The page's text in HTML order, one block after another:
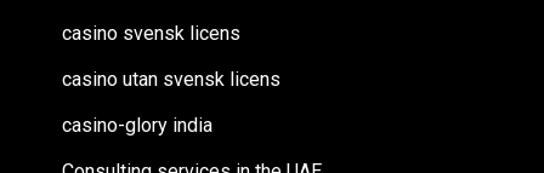
casino svensk licens
casino utan svensk licens
casino-glory india